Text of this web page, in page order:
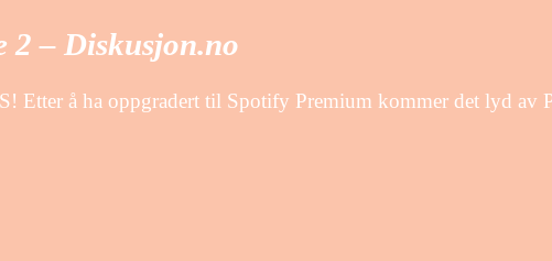
2 – Diskusjon.no
Etter å ha oppgradert til Spotify Premium kommer det lyd av